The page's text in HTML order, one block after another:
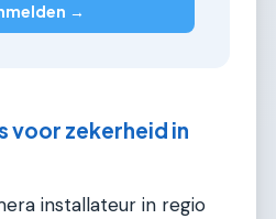
→
voor zekerheid in
installateur in regio